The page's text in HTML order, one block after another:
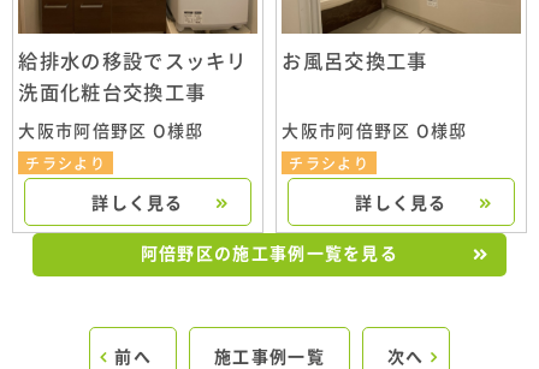
給排水の移設でスッキリ
洗面化粧台交換工事
大阪市阿倍野区 O様邸
チラシより
詳しく見る
お風呂交換工事
大阪市阿倍野区 O様邸
チラシより
詳しく見る
阿倍野区の施工事例一覧を見る
前へ 施工事例一覧 次へ